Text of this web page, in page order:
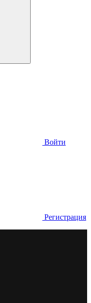
Войти
Регистрация